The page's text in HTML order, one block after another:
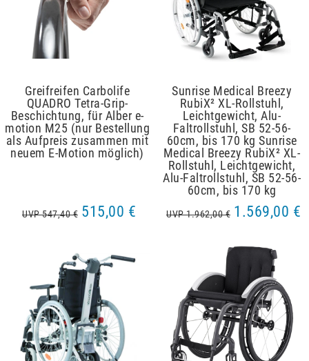
Greifreifen Carbolife
QUADRO Tetra-Grip-
Beschichtung, für Alber e-
motion M25 (nur Bestellung
als Aufpreis zusammen mit
neuem E-Motion möglich)
UVP 547,40 € 515,00 €
Sunrise Medical Breezy
RubiX² XL-Rollstuhl,
Leichtgewicht, Alu-
Faltrollstuhl, SB 52-56-
60cm, bis 170 kg Sunrise
Medical Breezy RubiX² XL-
Rollstuhl, Leichtgewicht,
Alu-Faltrollstuhl, SB 52-56-
60cm, bis 170 kg
UVP 1.962,00 € 1.569,00 €